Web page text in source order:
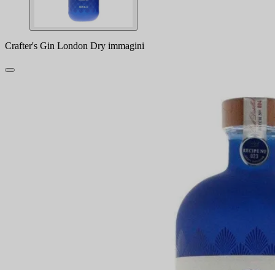
Crafter's Gin London Dry immagini